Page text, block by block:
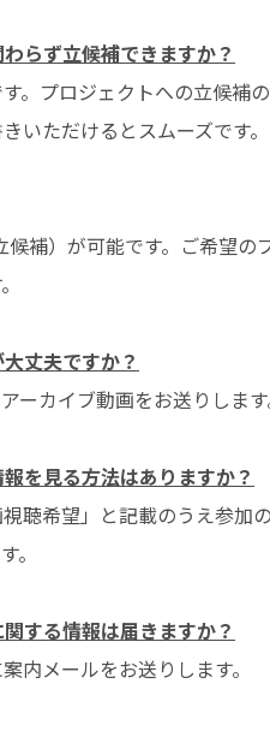
らず立候補できますか？
。プロジェクトへの立候補
いただけるとスムーズです。
候補）が可能です。ご希望の
丈夫ですか？
ーカイブ動画をお送りします
を見る方法はありますか？
聴希望」と記載のうえ参加
。
する情報は届きますか？
内メールをお送りします。